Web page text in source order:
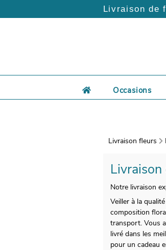
Livraison de
Occasions
Livraison fleurs
Notre livraison
Veiller à la
composition
transport. Vous
livré dans les
pour un cadeau